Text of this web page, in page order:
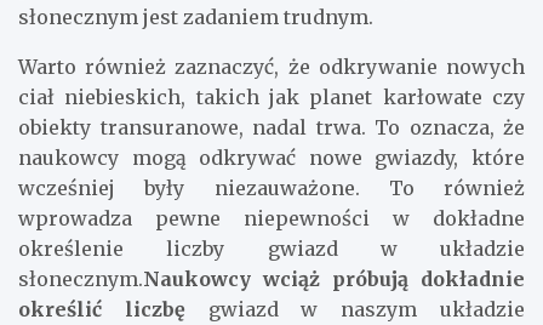
słonecznym jest zadaniem trudnym.
Warto również zaznaczyć, że odkrywanie nowych
ciał niebieskich, takich jak planet karłowate czy
obiekty transuranowe, nadal trwa. To oznacza, że
naukowcy mogą odkrywać nowe gwiazdy, które
wcześniej były niezauważone. To również
wprowadza pewne niepewności w dokładne
określenie liczby gwiazd w układzie
słonecznym.Naukowcy wciąż próbują dokładnie
określić liczbęgwiazd w naszym układzie